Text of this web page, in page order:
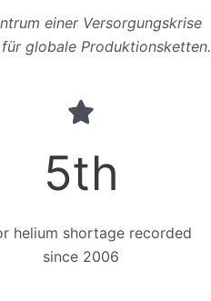
einer Versorgungskrise
globale Produktionsketten.
5th
helium shortage recorded
since 2006